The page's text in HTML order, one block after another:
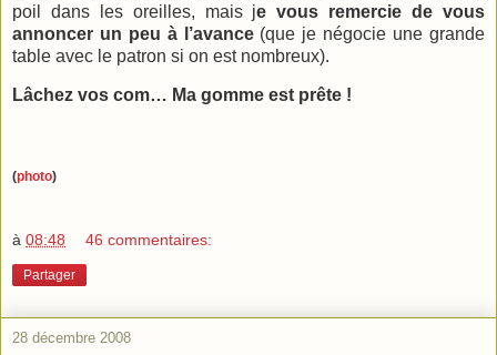
poil dans les oreilles, mais je vous remercie de vous
annoncer un peu à l’avance(que je négocie une grande
table avec le patron si on est nombreux).
Lâchez vos com… Ma gomme est prête !
(photo)
à 08:48 46 commentaires:
Partager
28 décembre 2008